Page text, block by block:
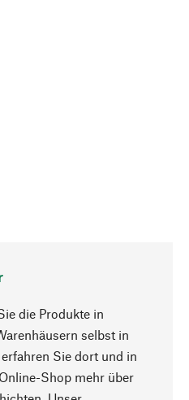
die Produkte in
selbst in
Sie dort und in
Shop mehr über